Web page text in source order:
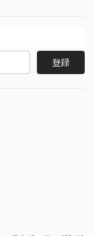
登録